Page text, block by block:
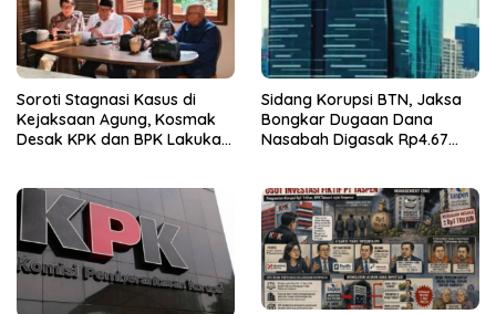
Soroti Stagnasi Kasus di
Kejaksaan Agung, Kosmak
Desak KPK dan BPK Lakukan
Sidang Korupsi BTN, Jaksa
Bongkar Dugaan Dana
Nasabah Digasak Rp4.67